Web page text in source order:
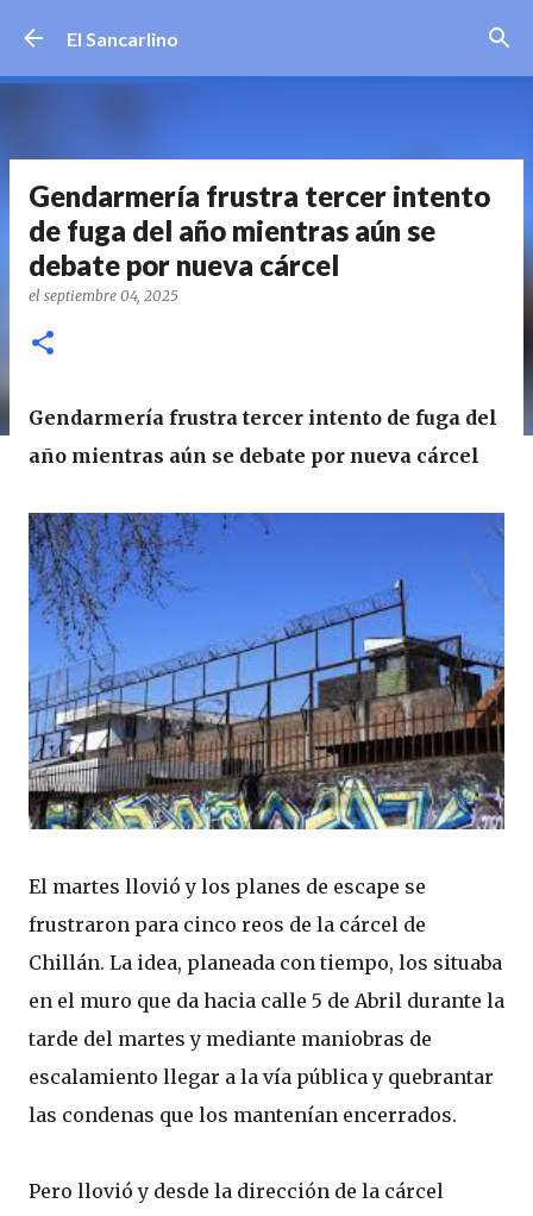
El Sancarlino
Gendarmería frustra tercer intento
de fuga del año mientras aún se
debate por nueva cárcel
el septiembre 04, 2025
Gendarmería frustra tercer intento de fuga del
año mientras aún se debate por nueva cárcel
El martes llovió y los planes de escape se
frustraron para cinco reos de la cárcel de
Chillán. La idea, planeada con tiempo, los situaba
en el muro que da hacia calle 5 de Abril durante la
tarde del martes y mediante maniobras de
escalamiento llegar a la vía pública y quebrantar
las condenas que los mantenían encerrados.
Pero llovió y desde la dirección de la cárcel